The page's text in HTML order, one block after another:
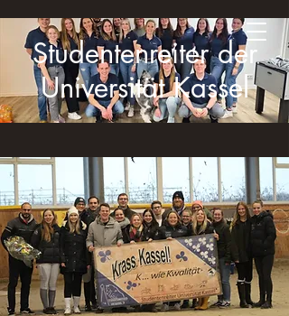
Studentenreiter der
Universität Kassel